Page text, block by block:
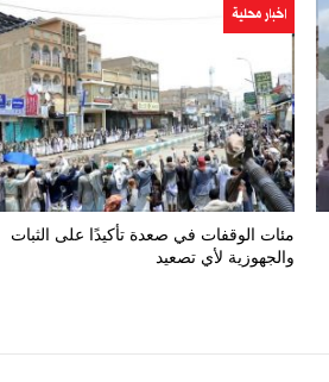
اخبار محلية
مئات الوقفات في صعدة تأكيدًا على الثبات
والجهوزية لأي تصعيد